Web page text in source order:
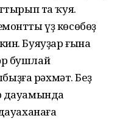
та ҡуя.
үҙ көсөбөҙ
Буяуҙар ғына
бушлай
рәхмәт. Беҙ
дауамында